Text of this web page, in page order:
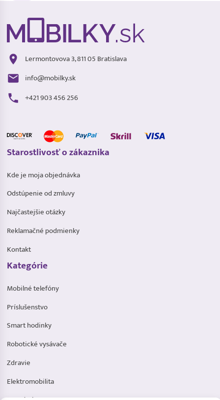
Lermontovova 3, 811 05 Bratislava
info@mobilky.sk
+421 903 456 256
Starostlivosť o zákaznika
Kde je moja objednávka
Odstúpenie od zmluvy
Najčastejšie otázky
Reklamačné podmienky
Kontakt
Kategórie
Mobilné telefóny
Príslušenstvo
Smart hodinky
Robotické vysávače
Zdravie
Elektromobilita